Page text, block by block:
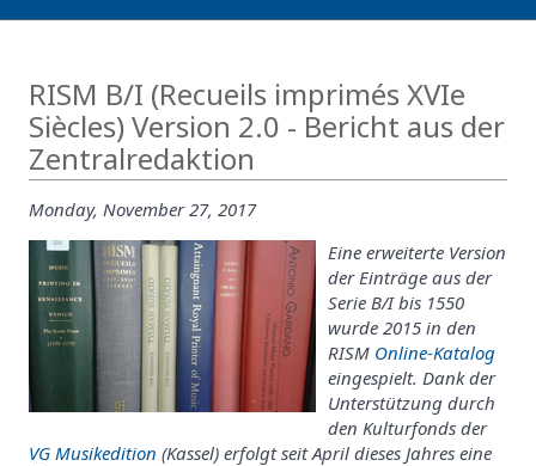
RISM B/I (Recueils imprimés XVIe
Siècles) Version 2.0 - Bericht aus der
Zentralredaktion
Monday, November 27, 2017
Eine erweiterte Version
der Einträge aus der
Serie B/I bis 1550
wurde 2015 in den
RISM Online-Katalog
eingespielt. Dank der
Unterstützung durch
den Kulturfonds der
VG Musikedition (Kassel) erfolgt seit April dieses Jahres eine